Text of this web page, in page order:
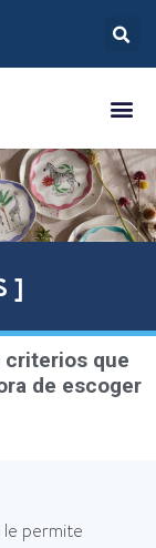
]
criterios que
de escoger
le permite